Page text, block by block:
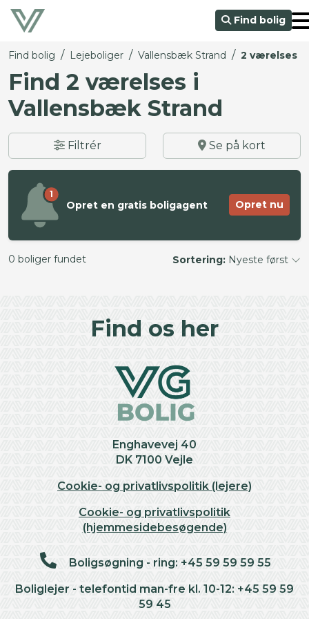
Find bolig
Find bolig / Lejeboliger / Vallensbæk Strand / 2 værelses
Find 2 værelses i
Vallensbæk Strand
Filtrér Se på kort
1
Opret en gratis boligagent Opret nu
0 boliger fundet Sortering: Nyeste først
Find os her
Enghavevej 40
DK 7100 Vejle
Cookie- og privatlivspolitik (lejere)
Cookie- og privatlivspolitik
(hjemmesidebesøgende)
Boligsøgning - ring: +45 59 59 59 55
Boliglejer - telefontid man-fre kl. 10-12: +45 59 59
59 45